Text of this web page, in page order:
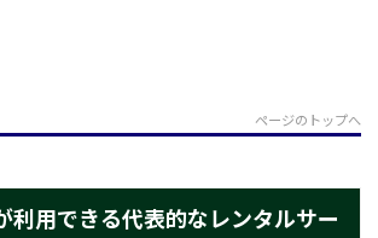
ページのトップへ
用できる代表的なレンタルサー